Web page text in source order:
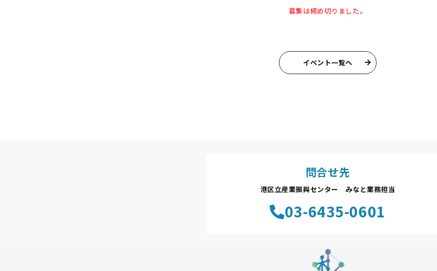
募集は締め切りました。
イベント一覧へ
問合せ先
港区立産業振興センター みなと業務担当
03-6435-0601